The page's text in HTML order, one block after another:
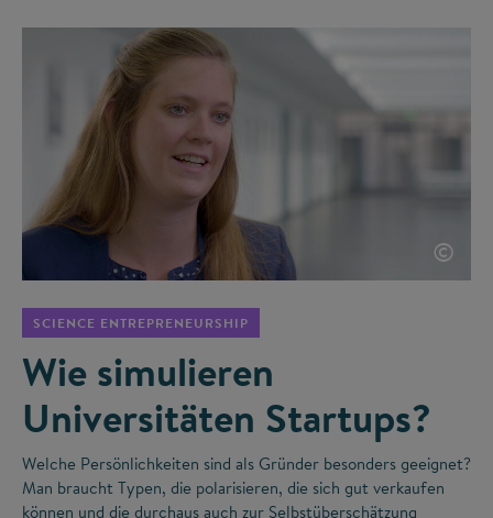
©
SCIENCE ENTREPRENEURSHIP
Wie simulieren
Universitäten Startups?
Welche Persönlichkeiten sind als Gründer besonders geeignet?
Man braucht Typen, die polarisieren, die sich gut verkaufen
können und die durchaus auch zur Selbstüberschätzung